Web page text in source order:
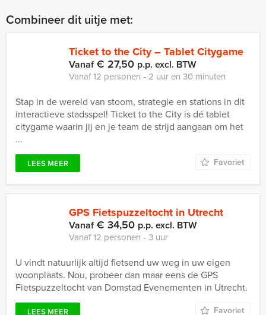
Combineer dit uitje met:
Ticket to the City – Tablet Citygame
Vanaf€ 27,50 p.p. excl. BTW
Vanaf 12 personen ‐ 2 uur en 30 minuten
Stap in de wereld van stoom, strategie en stations in dit
interactieve stadsspel! Ticket to the City is dé tablet
citygame waarin jij en je team de strijd aangaan om het
...
LEES MEER Favoriet
GPS Fietspuzzeltocht in Utrecht
Vanaf€ 34,50 p.p. excl. BTW
Vanaf 12 personen ‐ 3 uur
U vindt natuurlijk altijd fietsend uw weg in uw eigen
woonplaats. Nou, probeer dan maar eens de GPS
Fietspuzzeltocht van Domstad Evenementen in Utrecht.
LEES MEER Favoriet